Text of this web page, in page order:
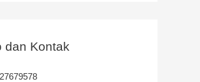
dan Kontak